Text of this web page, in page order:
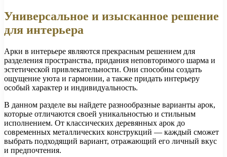
Универсальное и изысканное решение
для интерьера
Арки в интерьере являются прекрасным решением для
разделения пространства, придания неповторимого шарма и
эстетической привлекательности. Они способны создать
ощущение уюта и гармонии, а также придать интерьеру
особый характер и индивидуальность.
В данном разделе вы найдете разнообразные варианты арок,
которые отличаются своей уникальностью и стильным
исполнением. От классических деревянных арок до
современных металлических конструкций — каждый сможет
выбрать подходящий вариант, отражающий его личный вкус
и предпочтения.